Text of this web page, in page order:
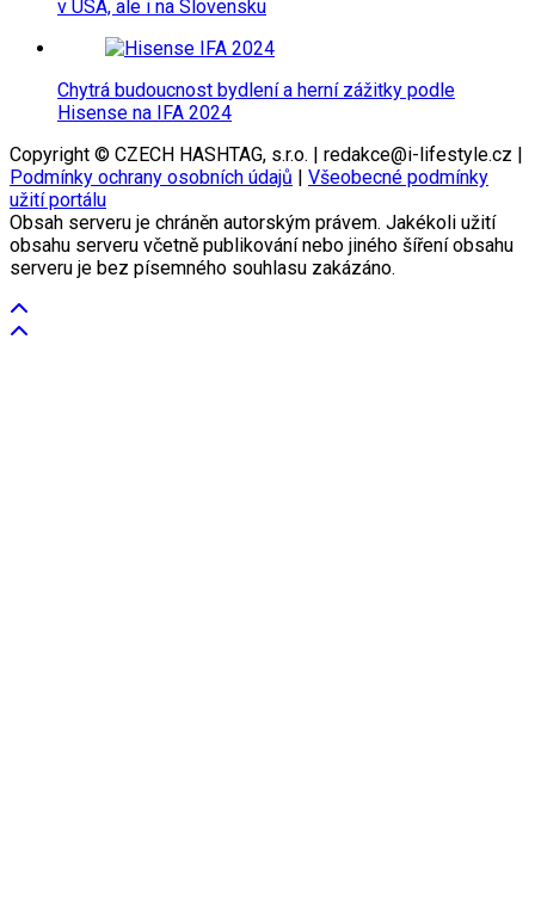
v USA, ale i na Slovensku
Chytrá budoucnost bydlení a herní zážitky podle
Hisense na IFA 2024
Copyright © CZECH HASHTAG, s.r.o. | redakce@i-lifestyle.cz |
Podmínky ochrany osobních údajů
Všeobecné podmínky
užití portálu
Obsah serveru je chráněn autorským právem. Jakékoli užití
obsahu serveru včetně publikování nebo jiného šíření obsahu
serveru je bez písemného souhlasu zakázáno.